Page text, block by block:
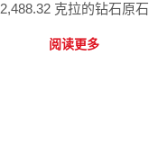
2,488.32 克拉的钻石原石
阅读更多